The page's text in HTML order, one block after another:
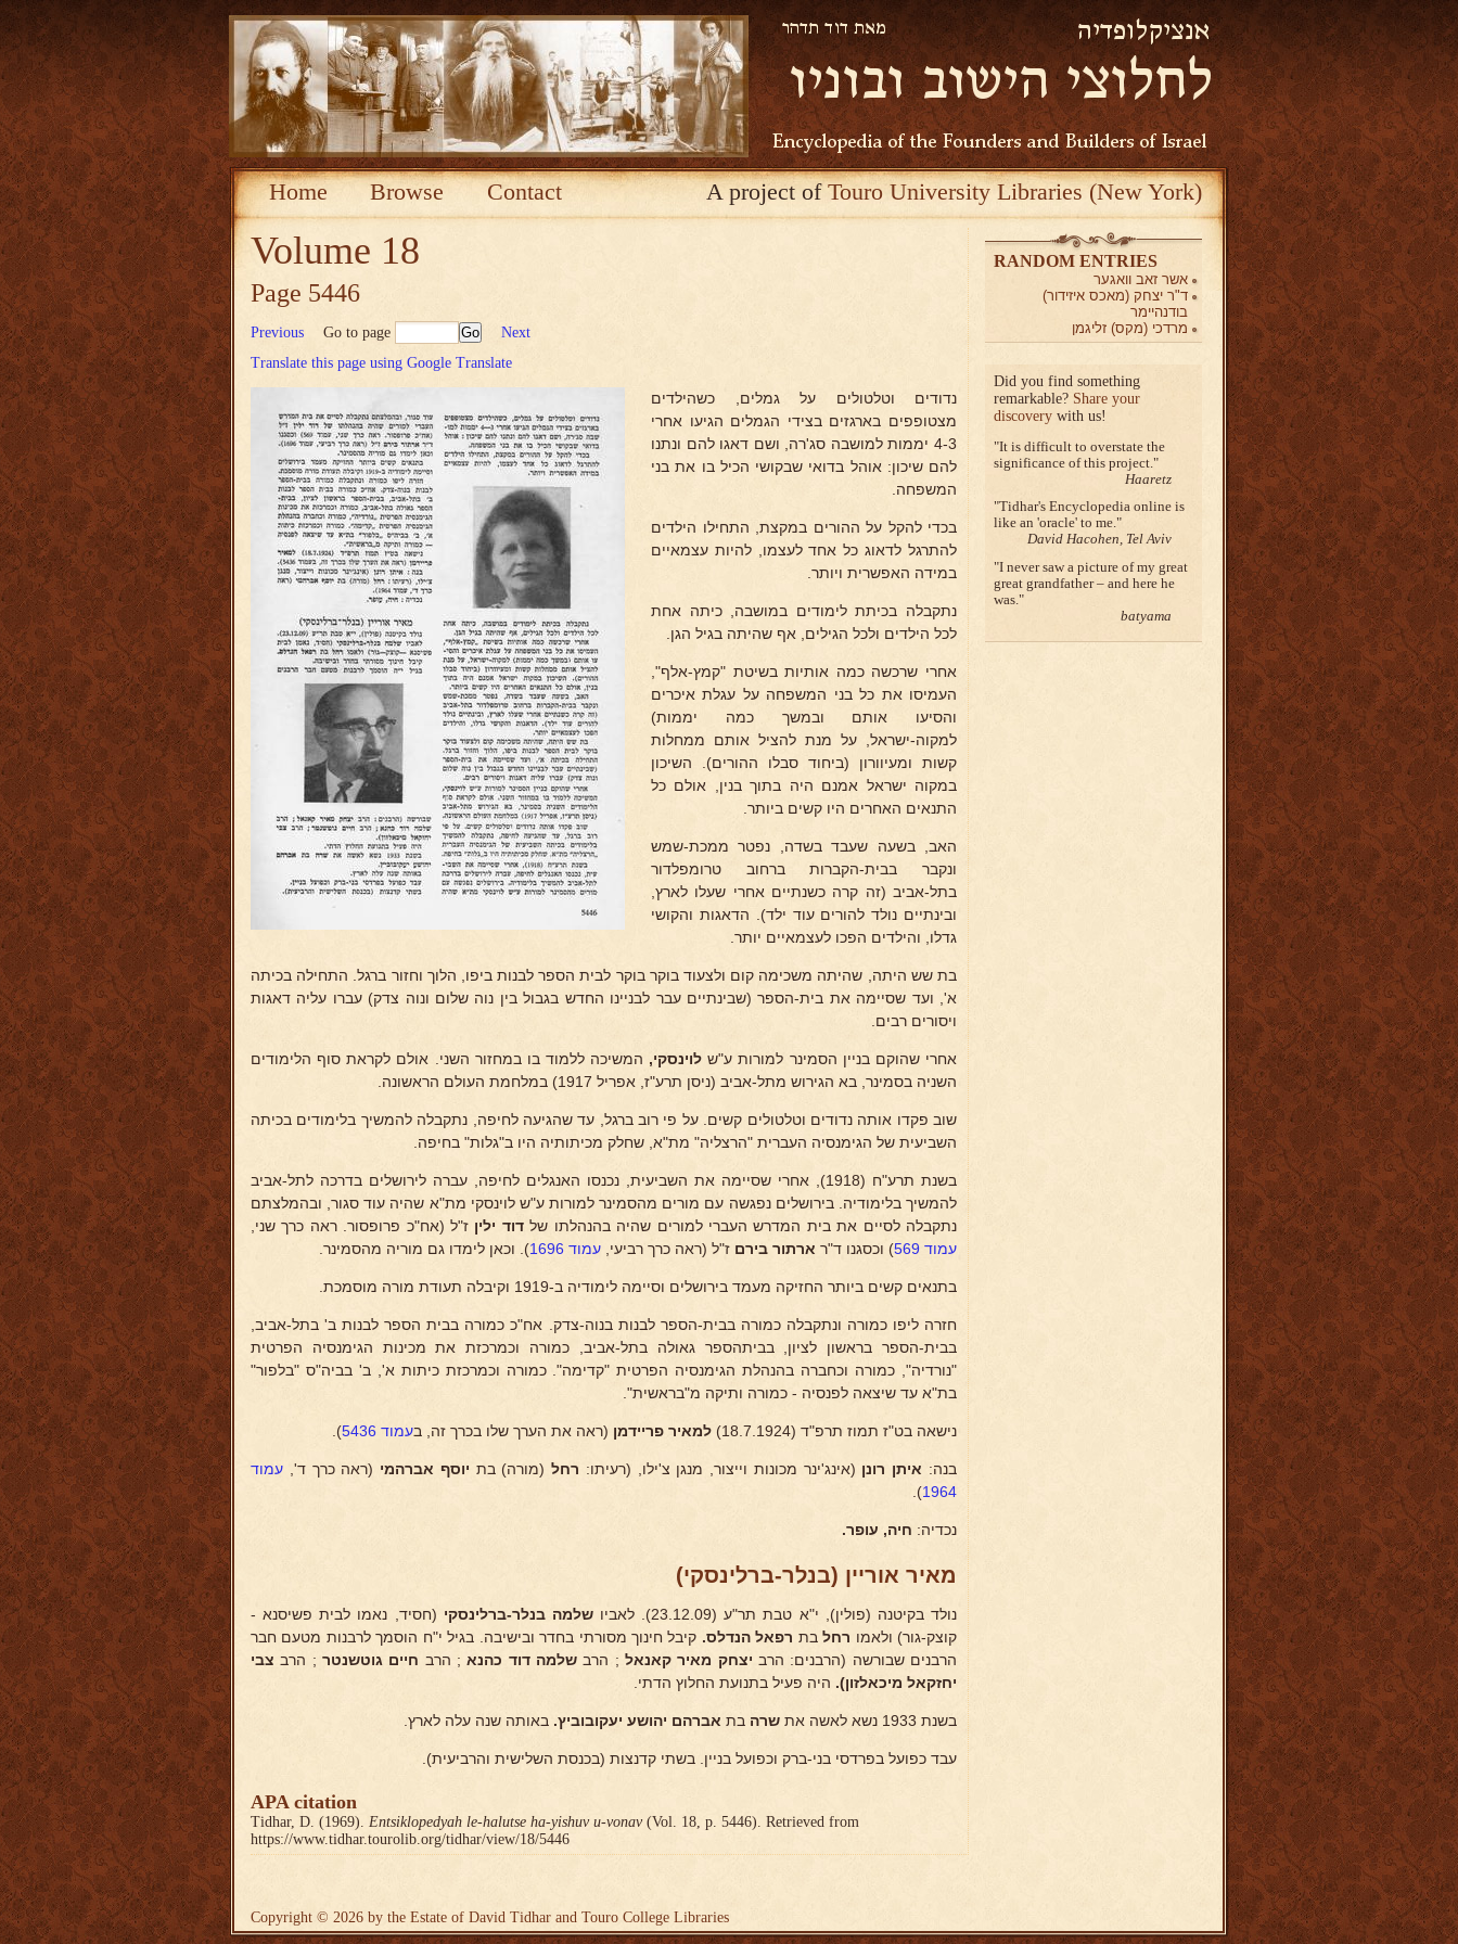
Home Browse Contact A project ofTouro University Libraries (New York)
Volume 18
Page 5446
Previous Go to page
Next
Translate this page using Google Translate
נדודים וטלטולים על גמלים, כשהילדים
מצטופפים בארגזים בצידי הגמלים הגיעו אחרי
4-3 יממות למושבה סג'רה, ושם דאגו להם ונתנו
להם שיכון: אוהל בדואי שבקושי הכיל בו את בני
המשפחה.
בכדי להקל על ההורים במקצת, התחילו הילדים
להתרגל לדאוג כל אחד לעצמו, להיות עצמאיים
במידה האפשרית ויותר.
נתקבלה בכיתת לימודים במושבה, כיתה אחת
לכל הילדים ולכל הגילים, אף שהיתה בגיל הגן.
אחרי שרכשה כמה אותיות בשיטת "קמץ-אלף",
העמיסו את כל בני המשפחה על עגלת איכרים
והסיעו אותם ובמשך כמה יממות)
למקוה-ישראל, על מנת להציל אותם ממחלות
קשות ומעיוורון (ביחוד סבלו ההורים). השיכון
במקוה ישראל אמנם היה בתוך בנין, אולם כל
התנאים האחרים היו קשים ביותר.
האב, בשעה שעבד בשדה, נפטר ממכת-שמש
ונקבר בבית-הקברות ברחוב טרומפלדור
בתל-אביב (זה קרה כשנתיים אחרי שעלו לארץ,
ובינתיים נולד להורים עוד ילד). הדאגות והקושי
גדלו, והילדים הפכו לעצמאיים יותר.
בת שש היתה, שהיתה משכימה קום ולצעוד בוקר בוקר לבית הספר לבנות ביפו, הלוך וחזור ברגל. התחילה בכיתה
א', ועד שסיימה את בית-הספר (שבינתיים עבר לבניינו החדש בגבול בין נוה שלום ונוה צדק) עברו עליה דאגות
ויסורים רבים.
אחרי שהוקם בניין הסמינר למורות ע"ש לוינסקי, המשיכה ללמוד בו במחזור השני. אולם לקראת סוף הלימודים
השניה בסמינר, בא הגירוש מתל-אביב (ניסן תרע"ז, אפריל 1917) במלחמת העולם הראשונה.
שוב פקדו אותה נדודים וטלטולים קשים. על פי רוב ברגל, עד שהגיעה לחיפה, נתקבלה להמשיך בלימודים בכיתה
השביעית של הגימנסיה העברית "הרצליה" מת"א, שחלק מכיתותיה היו ב"גלות" בחיפה.
בשנת תרע"ח (1918), אחרי שסיימה את השביעית, נכנסו האנגלים לחיפה, עברה לירושלים בדרכה לתל-אביב
להמשיך בלימודיה. בירושלים נפגשה עם מורים מהסמינר למורות ע"ש לוינסקי מת"א שהיה עוד סגור, ובהמלצתם
נתקבלה לסיים את בית המדרש העברי למורים שהיה בהנהלתו שלדוד ילין ז"ל (אח"כ פרופסור. ראה כרך שני,
עמוד 569
) וכסגנו ד"ר ארתור בירם ז"ל (ראה כרך רביעי, עמוד 1696 ). וכאן לימדו גם מוריה מהסמינר.
בתנאים קשים ביותר החזיקה מעמד בירושלים וסיימה לימודיה ב-1919 וקיבלה תעודת מורה מוסמכת.
חזרה ליפו כמורה ונתקבלה כמורה בבית-הספר לבנות בנוה-צדק. אח"כ כמורה בבית הספר לבנות ב' בתל-אביב,
בבית-הספר בראשון לציון, בביתהספר גאולה בתל-אביב, כמורה וכמרכזת את מכינות הגימנסיה הפרטית
"נורדיה", כמורה וכחברה בהנהלת הגימנסיה הפרטית "קדימה". כמורה וכמרכזת כיתות א', ב' בביה"ס "בלפור"
בת"א עד שיצאה לפנסיה - כמורה ותיקה מ"בראשית".
נישאה בט"ז תמוז תרפ"ד (18.7.1924) למאיר פריידמן (ראה את הערך שלו בכרך זה, בעמוד 5436 ).
בנה: איתן רונן (אינג'ינר מכונות וייצור, מנגן צ'ילו, (רעיתו: רחל (מורה) בת יוסף אברהמי (ראה כרך ד', עמוד
1964
).
נכדיה: חיה, עופר.
מאיר אוריין (בנלר-ברלינסקי)
נולד בקיטנה (פולין), י"א טבת תר"ע (23.12.09). לאביו שלמה בנלר-ברלינסקי (חסיד, נאמו לבית פשיסנא -
קוצק-גור) ולאמו רחלבת רפאל הנדלס. קיבל חינוך מסורתי בחדר ובישיבה. בגיל י"ח הוסמך לרבנות מטעם חבר
הרבנים שבורשה (הרבנים: הרב יצחק מאיר קאנאל; הרב שלמה דוד כהנא; הרב חיים גוטשנטר; הרבצבי
יחזקאל מיכאלזון). היה פעיל בתנועת החלוץ הדתי.
בשנת 1933 נשא לאשה את שרה בת אברהם יהושע יעקובוביץ. באותה שנה עלה לארץ.
עבד כפועל בפרדסי בני-ברק וכפועל בניין. בשתי קדנצות (בכנסת השלישית והרביעית).
APA citation
Tidhar, D. (1969). Entsiklopedyah le-halutse ha-yishuv u-vonav(Vol. 18, p. 5446). Retrieved from
https://www.tidhar.tourolib.org/tidhar/view/18/5446
RANDOM ENTRIES
אשר זאב וואגער
ד"ר יצחק (מאכס איזידור)
בודנהיימר
מרדכי (מקס) זליגמן
Did you find something
remarkable? Share your
discovery with us!
It is difficult to overstate the
significance of this project.
Haaretz
Tidhar's Encyclopedia online is
like an 'oracle' to me.
David Hacohen, Tel Aviv
I never saw a picture of my great
great grandfather – and here he
was.
batyama
Copyright © 2026 by the Estate of David Tidhar and Touro College Libraries